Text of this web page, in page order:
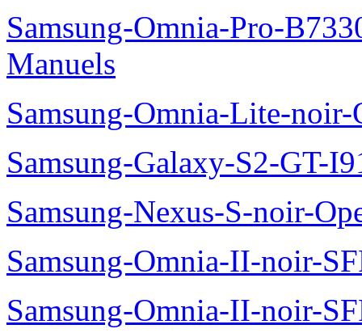
Manuel de l'utilisateur 2011.12.16
Guide rapide
Manuels Utilisateurs
Samsung-Omnia-Pro-
Manuels
Samsung-Omnia-Lite-